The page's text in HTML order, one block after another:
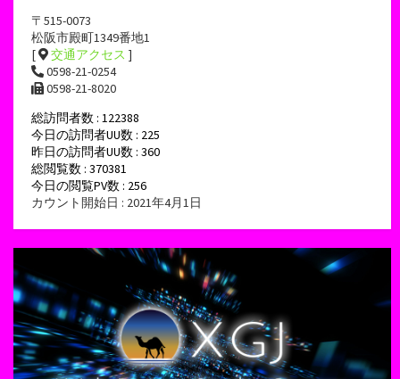
〒515-0073
松阪市殿町1349番地1
[
交通アクセス ]
0598-21-0254
0598-21-8020
総訪問者数 : 122388
今日の訪問者UU数 : 225
昨日の訪問者UU数 : 360
総閲覧数 : 370381
今日の閲覧PV数 : 256
カウント開始日 : 2021年4月1日